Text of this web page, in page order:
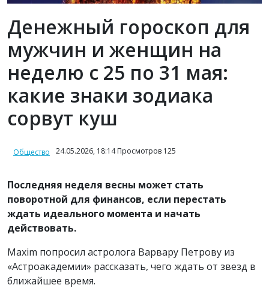
Денежный гороскоп для
мужчин и женщин на
неделю с 25 по 31 мая:
какие знаки зодиака
сорвут куш
Общество 24.05.2026, 18:14 Просмотров 125
Последняя неделя весны может стать
поворотной для финансов, если перестать
ждать идеального момента и начать
действовать.
Maxim попросил астролога Варвару Петрову из
«Астроакадемии» рассказать, чего ждать от звезд в
ближайшее время.